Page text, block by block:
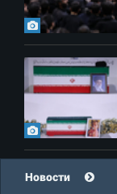
Новости